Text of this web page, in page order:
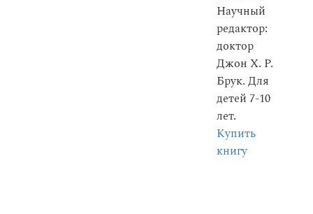
Научный
редактор:
доктор
Джон Х. Р.
Брук. Для
детей 7-10
лет.
Купить
книгу